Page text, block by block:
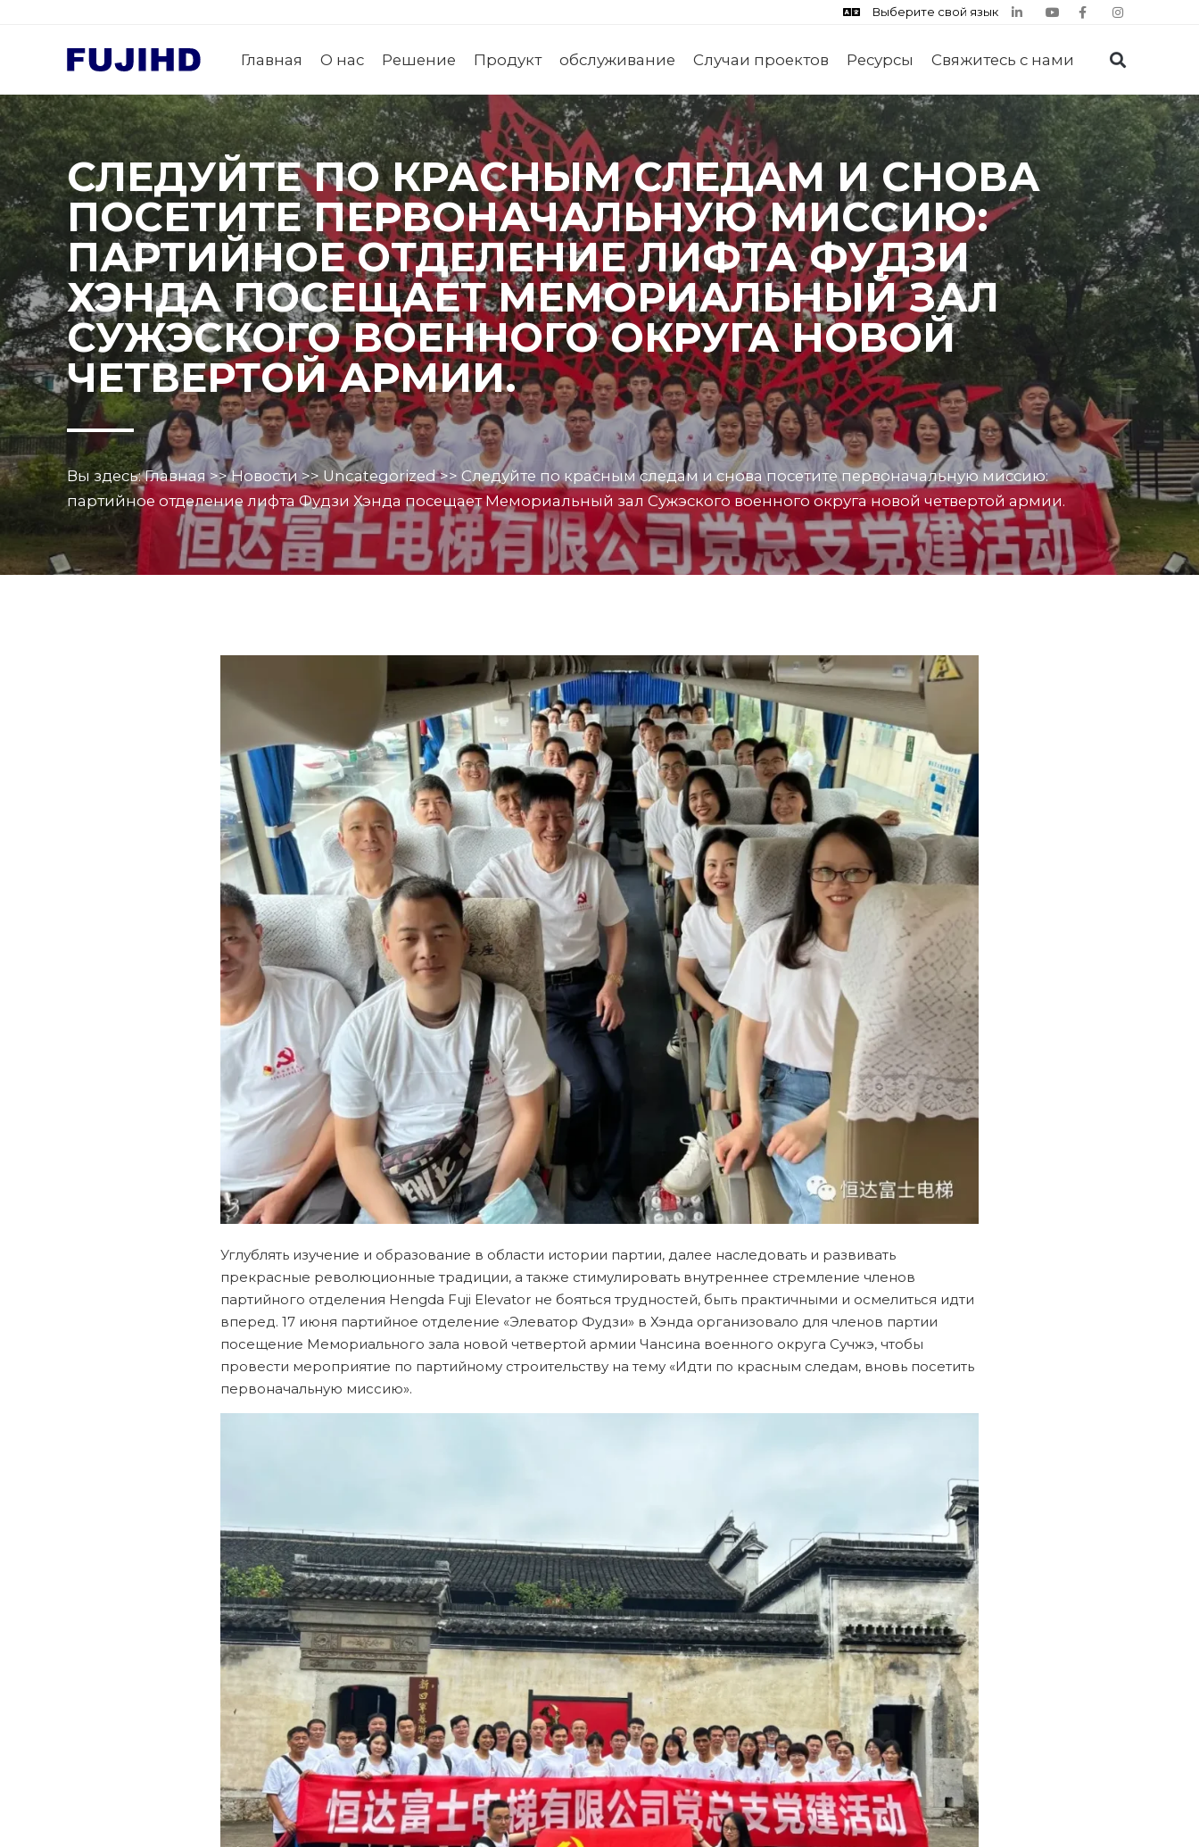
Выберите свой язык
Главная О нас Решение Продукт обслуживание Случаи проектов Ресурсы Свяжитесь с нами
СЛЕДУЙТЕ ПО КРАСНЫМ СЛЕДАМ И СНОВА
ПОСЕТИТЕ ПЕРВОНАЧАЛЬНУЮ МИССИЮ:
ПАРТИЙНОЕ ОТДЕЛЕНИЕ ЛИФТА ФУДЗИ
ХЭНДА ПОСЕЩАЕТ МЕМОРИАЛЬНЫЙ ЗАЛ
СУЖЭСКОГО ВОЕННОГО ОКРУГА НОВОЙ
ЧЕТВЕРТОЙ АРМИИ.
Вы здесь:Главная>>Новости >>Uncategorized>> Следуйте по красным следам и снова посетите первоначальную миссию:
партийное отделение лифта Фудзи Хэнда посещает Мемориальный зал Сужэского военного округа новой четвертой армии.
Углублять изучение и образование в области истории партии, далее наследовать и развивать
прекрасные революционные традиции, а также стимулировать внутреннее стремление членов
партийного отделения Hengda Fuji Elevator не бояться трудностей, быть практичными и осмелиться идти
вперед. 17 июня партийное отделение «Элеватор Фудзи» в Хэнда организовало для членов партии
посещение Мемориального зала новой четвертой армии Чансина военного округа Сучжэ, чтобы
провести мероприятие по партийному строительству на тему «Идти по красным следам, вновь посетить
первоначальную миссию».